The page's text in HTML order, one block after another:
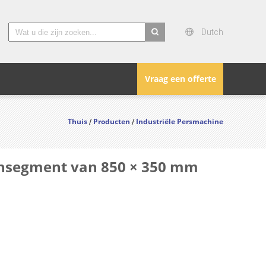
Dutch
Vraag een offerte
Thuis /Producten/Industriële Persmachine
van 850 × 350 mm